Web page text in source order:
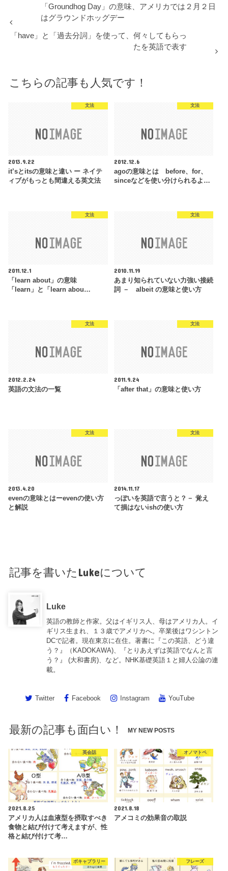
「Groundhog Day」の意味、アメリカでは２月２日
はグラウンドホッグデー
「have」と「過去分詞」を使って、何々してもらっ
たを英語で表す
こちらの記事も人気です！
文法
2013.9.22
it’sとitsの意味と違い ー ネイテ
ィブがもっとも間違える英文法
文法
2012.12.6
agoの意味とは before、for、
sinceなどを使い分けられるよ…
文法
2011.12.1
「learn about」の意味
「learn」と「learn abou…
文法
2010.11.19
あまり知られていない力強い接続
詞 － albeit の意味と使い方
文法
2012.2.24
英語の文法の一覧
文法
2011.9.24
「after that」の意味と使い方
文法
2013.4.20
evenの意味とはーevenの使い方
と解説
文法
2014.11.17
っぽいを英語で言うと？－ 覚え
て損はないishの使い方
記事を書いたLukeについて
Luke
英語の教師と作家。父はイギリス人、母はアメリカ人。イ
ギリス生まれ、１３歳でアメリカへ。卒業後はワシントン
DCで記者。現在東京に在住。著書に『この英語、どう違
う？』（KADOKAWA)、『とりあえずは英語でなんと言
う？』 (大和書房)、など。NHK基礎英語１と婦人公論の連
載。
Twitter Facebook Instagram YouTube
最新の記事も面白い！ MY NEW POSTS
英会話
2021.8.25
アメリカ人は血液型を摂取すべき
食物と結び付けて考えますが、性
格と結び付けて考…
オノマトペ
2021.8.18
アメコミの効果音の取説
ボキャブラリー フレーズ